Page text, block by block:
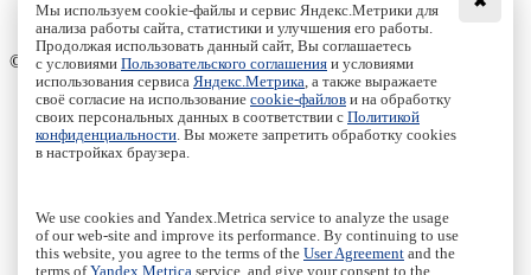
Access to the full text on the Springer website
© Institute of Computer Science Izhevsk, 2005 - 2026
About Journal
Editorial Board
Author Information
Publishing Ethics
Authors
Archive
Пользовательское соглашение|Terms and conditions
Мы используем cookie-файлы и сервис Яндекс.Метрики для
анализа работы сайта, статистики и улучшения его работы.
Продолжая использовать данный сайт, Вы соглашаетесь
с условиями Пользовательского соглашения и условиями
использования сервиса Яндекс.Метрика , а также выражаете
своё согласие на использование cookie-файлов и на обработку
своих персональных данных в соответствии с Политикой
конфиденциальности . Вы можете запретить обработку cookies
в настройках браузера.
We use cookies and Yandex.Metrica service to analyze the usage
of our web-site and improve its performance. By continuing to use
this website, you agree to the terms of the User Agreement and the